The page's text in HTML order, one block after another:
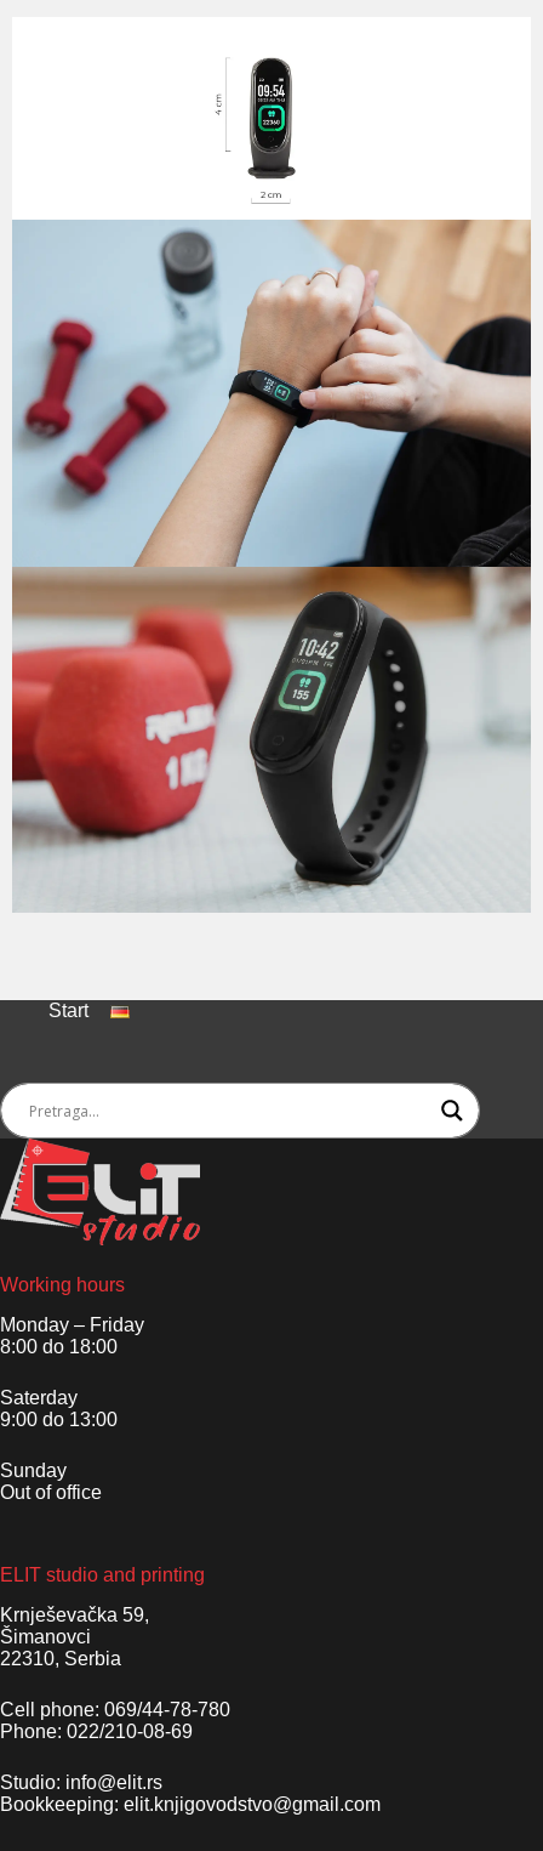
Start
Working hours
Monday – Friday
8:00 do 18:00
Saterday
9:00 do 13:00
Sunday
Out of office
ELIT studio and printing
Krnješevačka 59,
Šimanovci
22310, Serbia
Cell phone: 069/44-78-780
Phone: 022/210-08-69
Studio: info@elit.rs
Bookkeeping: elit.knjigovodstvo@gmail.com